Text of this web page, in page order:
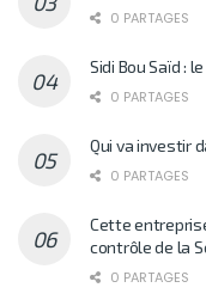
0 PARTAGES
Sidi Bou Saïd :
0 PARTAGES
Qui va investir
0 PARTAGES
Cette
contrôle de la
0 PARTAGES